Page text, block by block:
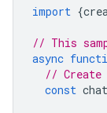
import {
// This
async
//
const